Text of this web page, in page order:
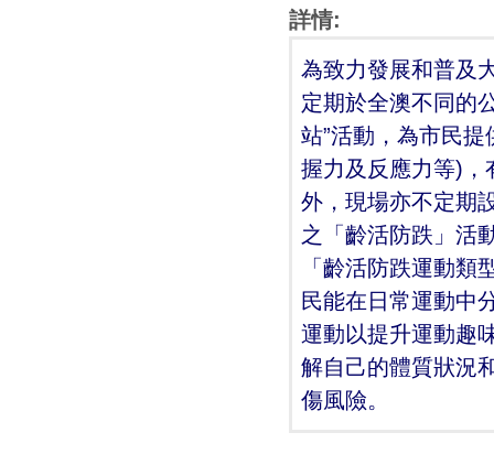
詳情:
為致力發展和普及
定期於全澳不同的
站”活動，為市民
握力及反應力等)，
外，現場亦不定期
之「齡活防跌」活
「齡活防跌運動
民能在日常運動中
運動以提升運動趣
解自己的體質狀況
傷風險。